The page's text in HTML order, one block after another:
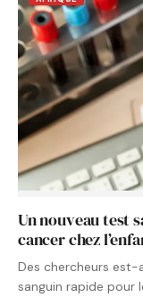
Un nouveau test
cancer chez
Des chercheurs
sanguin rapide pour